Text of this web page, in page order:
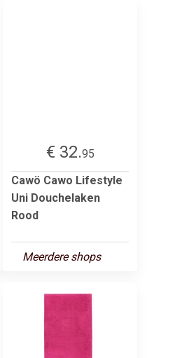
€ 32.95
Cawö Cawo Lifestyle
Uni Douchelaken
Rood
Meerdere shops